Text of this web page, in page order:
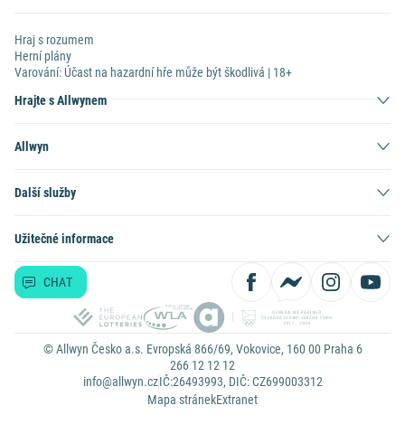
Hraj s rozumem
Herní plány
Varování: Účast na hazardní hře může být škodlivá | 18+
Hrajte s Allwynem
Allwyn
Další služby
Užitečné informace
CHAT
© Allwyn Česko a.s. Evropská 866/69, Vokovice, 160 00 Praha 6
266 12 12 12
info@allwyn.czIČ:26493993, DIČ: CZ699003312
Mapa stránekExtranet